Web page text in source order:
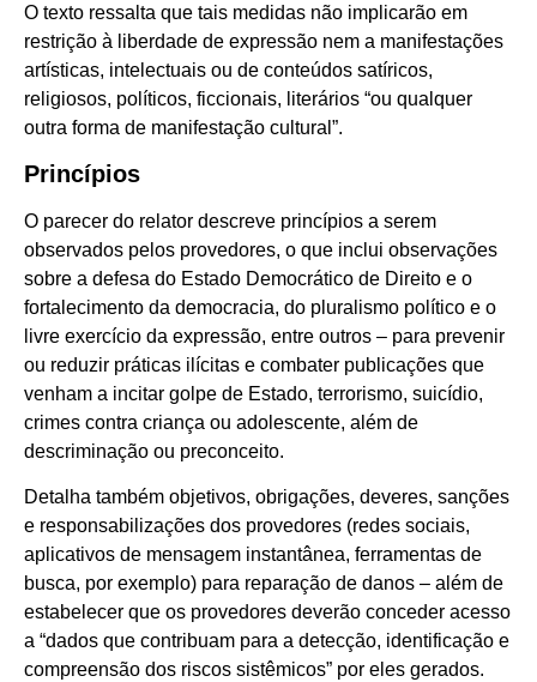
O texto ressalta que tais medidas não implicarão em
restrição à liberdade de expressão nem a manifestações
artísticas, intelectuais ou de conteúdos satíricos,
religiosos, políticos, ficcionais, literários “ou qualquer
outra forma de manifestação cultural”.
Princípios
O parecer do relator descreve princípios a serem
observados pelos provedores, o que inclui observações
sobre a defesa do Estado Democrático de Direito e o
fortalecimento da democracia, do pluralismo político e o
livre exercício da expressão, entre outros – para prevenir
ou reduzir práticas ilícitas e combater publicações que
venham a incitar golpe de Estado, terrorismo, suicídio,
crimes contra criança ou adolescente, além de
descriminação ou preconceito.
Detalha também objetivos, obrigações, deveres, sanções
e responsabilizações dos provedores (redes sociais,
aplicativos de mensagem instantânea, ferramentas de
busca, por exemplo) para reparação de danos – além de
estabelecer que os provedores deverão conceder acesso
a “dados que contribuam para a detecção, identificação e
compreensão dos riscos sistêmicos” por eles gerados.